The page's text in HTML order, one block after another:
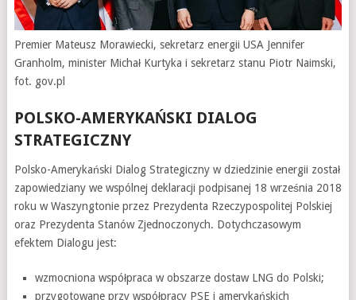
Premier Mateusz Morawiecki, sekretarz energii USA Jennifer
Granholm, minister Michał Kurtyka i sekretarz stanu Piotr Naimski,
fot. gov.pl
POLSKO-AMERYKAŃSKI DIALOG
STRATEGICZNY
Polsko-Amerykański Dialog Strategiczny w dziedzinie energii został
zapowiedziany we wspólnej deklaracji podpisanej 18 września 2018
roku w Waszyngtonie przez Prezydenta Rzeczypospolitej Polskiej
oraz Prezydenta Stanów Zjednoczonych. Dotychczasowym
efektem Dialogu jest:
wzmocniona współpraca w obszarze dostaw LNG do Polski;
przygotowane przy współpracy PSE i amerykańskich